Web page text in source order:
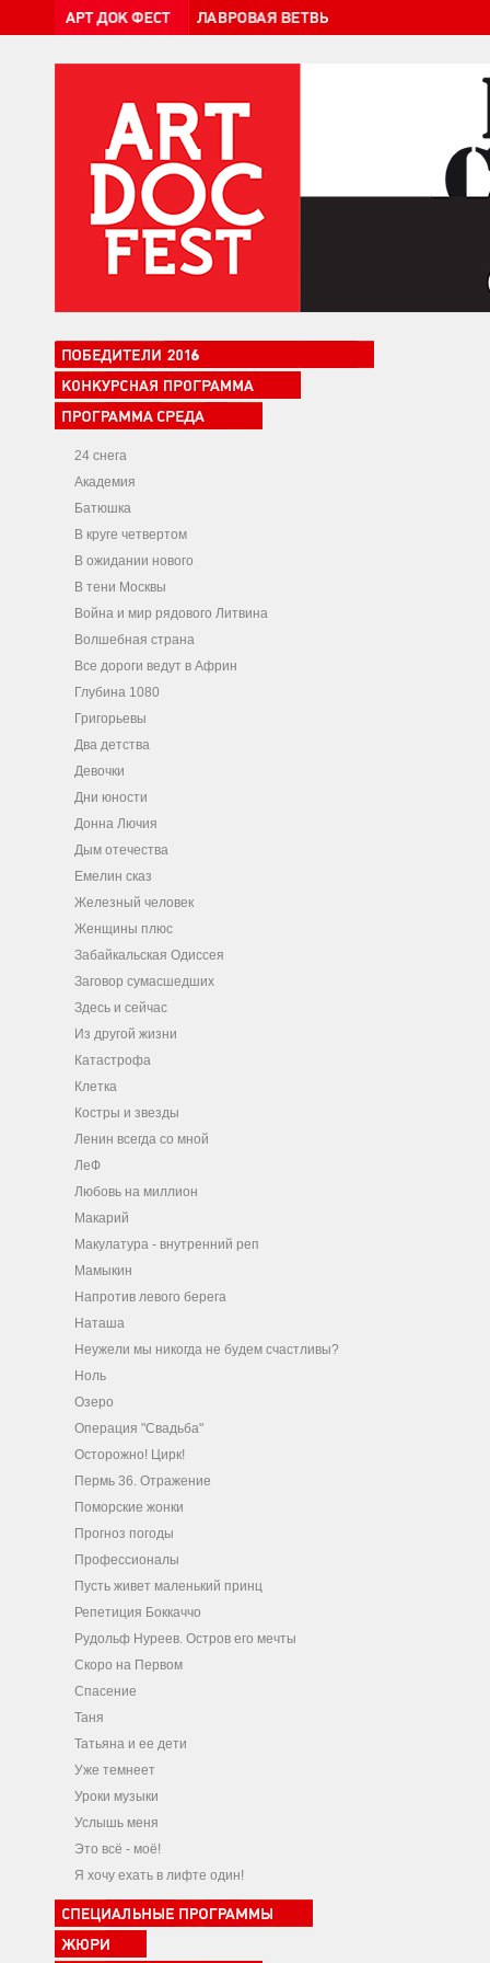
24 снега
Академия
Батюшка
В круге четвертом
В ожидании нового
В тени Москвы
Война и мир рядового Литвина
Волшебная страна
Все дороги ведут в Африн
Глубина 1080
Григорьевы
Два детства
Девочки
Дни юности
Донна Лючия
Дым отечества
Емелин сказ
Железный человек
Женщины плюс
Забайкальская Одиссея
Заговор сумасшедших
Здесь и сейчас
Из другой жизни
Катастрофа
Клетка
Костры и звезды
Ленин всегда со мной
ЛеФ
Любовь на миллион
Макарий
Макулатура - внутренний реп
Мамыкин
Напротив левого берега
Наташа
Неужели мы никогда не будем счастливы?
Ноль
Озеро
Операция "Свадьба"
Осторожно! Цирк!
Пермь 36. Отражение
Поморские жонки
Прогноз погоды
Профессионалы
Пусть живет маленький принц
Репетиция Боккаччо
Рудольф Нуреев. Остров его мечты
Скоро на Первом
Спасение
Таня
Татьяна и ее дети
Уже темнеет
Уроки музыки
Услышь меня
Это всё - моё!
Я хочу ехать в лифте один!